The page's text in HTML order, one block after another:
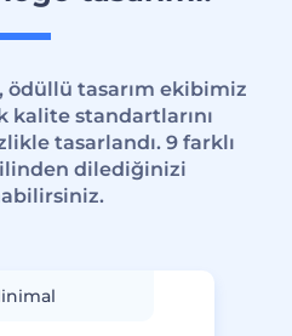
ödüllü tasarım ekibimiz
kalite standartlarını
tasarlandı. 9 farklı
dilediğinizi